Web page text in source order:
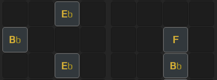
Eb
Bb F
Eb Bb